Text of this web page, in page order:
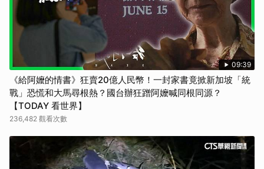
09:39
《給阿嬤的情書》狂賣20億人民幣！一封家書竟掀新加坡「統
戰」恐慌和大馬尋根熱？國台辦狂蹭阿嬤喊同根同源？
【TODAY 看世界】
236,482 觀看次數